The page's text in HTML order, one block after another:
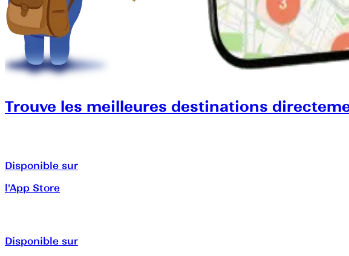
Trouve les meilleures destinations
Disponible sur
l'App Store
Disponible sur